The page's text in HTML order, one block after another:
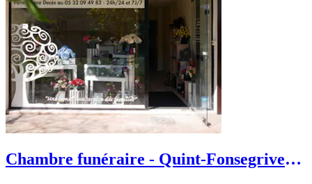
Chambre funéraire - Quint-Fonsegrives -